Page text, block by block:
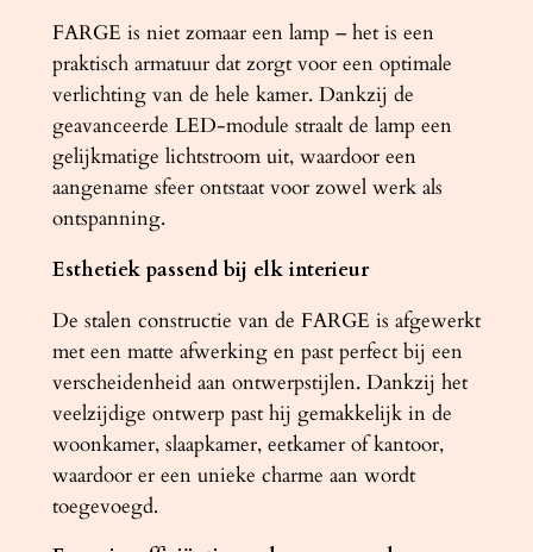
3
0
0
0
K
a
a
n
a
l
FARGE is niet zomaar een lamp – het is een
praktisch armatuur dat zorgt voor een optimale
verlichting van de hele kamer. Dankzij de
geavanceerde LED-module straalt de lamp een
gelijkmatige lichtstroom uit, waardoor een
aangename sfeer ontstaat voor zowel werk als
ontspanning.
Esthetiek passend bij elk interieur
De stalen constructie van de FARGE is afgewerkt
met een matte afwerking en past perfect bij een
verscheidenheid aan ontwerpstijlen. Dankzij het
veelzijdige ontwerp past hij gemakkelijk in de
woonkamer, slaapkamer, eetkamer of kantoor,
waardoor er een unieke charme aan wordt
toegevoegd.